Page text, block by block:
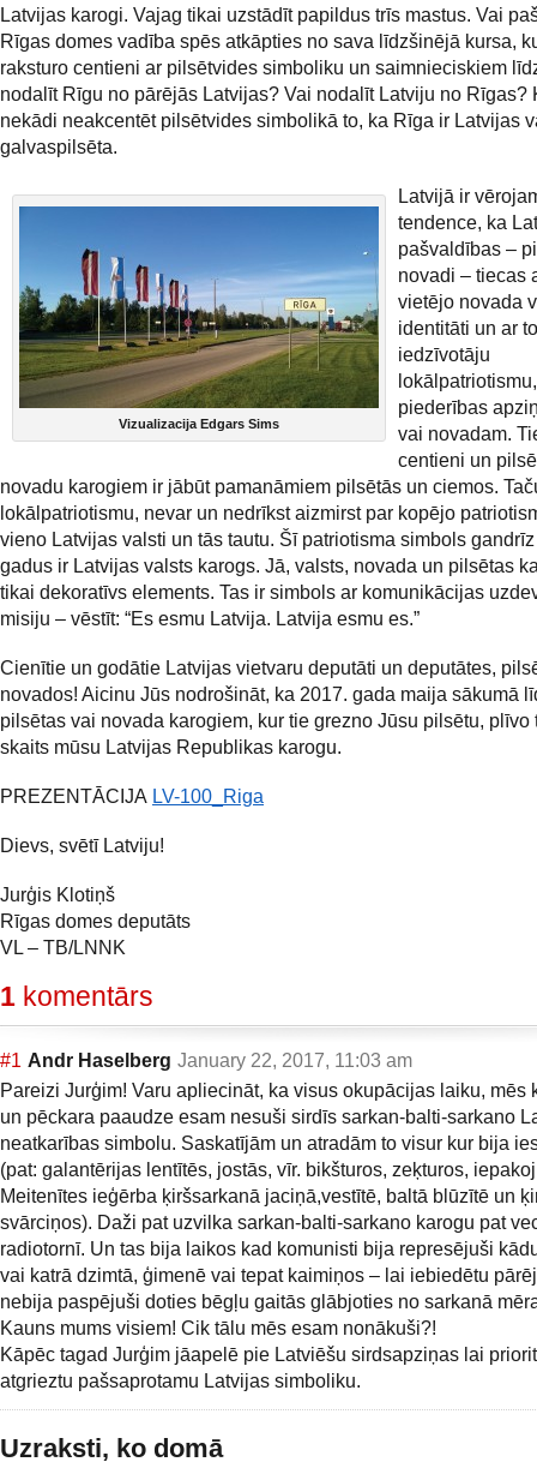
Latvijas karogi. Vajag tikai uzstādīt papildus trīs mastus. Vai
Rīgas domes vadība spēs atkāpties no sava līdzšinējā kursa,
raksturo centieni ar pilsētvides simboliku un saimnieciskiem
nodalīt Rīgu no pārējās Latvijas? Vai nodalīt Latviju no Rīgas?
nekādi neakcentēt pilsētvides simbolikā to, ka Rīga ir Latvijas
galvaspilsēta.
Vizualizacija Edgars Sims
Latvijā ir
tendence, ka
pašvaldības –
novadi – tiecas
vietējo novada
identitāti un ar
iedzīvotāju
lokālpatriotismu,
piederības
vai novadam.
centieni un
novadu karogiem ir jābūt pamanāmiem pilsētās un ciemos.
lokālpatriotismu, nevar un nedrīkst aizmirst par kopējo
vieno Latvijas valsti un tās tautu. Šī patriotisma simbols
gadus ir Latvijas valsts karogs. Jā, valsts, novada un pilsētas
tikai dekoratīvs elements. Tas ir simbols ar komunikācijas
misiju – vēstīt: “Es esmu Latvija. Latvija esmu es.”
Cienītie un godātie Latvijas vietvaru deputāti un deputātes,
novados! Aicinu Jūs nodrošināt, ka 2017. gada maija sākumā
pilsētas vai novada karogiem, kur tie grezno Jūsu pilsētu, plīvo
skaits mūsu Latvijas Republikas karogu.
PREZENTĀCIJA LV-100_Riga
Dievs, svētī Latviju!
Jurģis Klotiņš
Rīgas domes deputāts
VL – TB/LNNK
1 komentārs
#1 Andr Haselberg January 22, 2017, 11:03 am
Pareizi Jurģim! Varu apliecināt, ka visus okupācijas laiku, mēs
un pēckara paaudze esam nesuši sirdīs sarkan-balti-sarkano
neatkarības simbolu. Saskatījām un atradām to visur kur bija
(pat: galantērijas lentītēs, jostās, vīr. bikšturos, zeķturos,
Meitenītes ieģērba ķiršsarkanā jaciņā,vestītē, baltā blūzītē un
svārciņos). Daži pat uzvilka sarkan-balti-sarkano karogu pat
radiotornī. Un tas bija laikos kad komunisti bija represējuši
vai katrā dzimtā, ģimenē vai tepat kaimiņos – lai iebiedētu
nebija paspējuši doties bēgļu gaitās glābjoties no sarkanā
Kauns mums visiem! Cik tālu mēs esam nonākuši?!
Kāpēc tagad Jurģim jāapelē pie Latviēšu sirdsapziņas lai
atgrieztu pašsaprotamu Latvijas simboliku.
Uzraksti, ko domā